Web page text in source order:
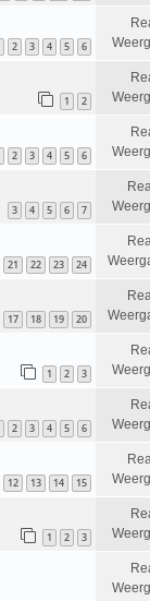
2 3 4 5 6
1 2
2 3 4 5 6
3 4 5 6 7
21 22 23 24
17 18 19 20
1 2 3
2 3 4 5 6
12 13 14 15
1 2 3